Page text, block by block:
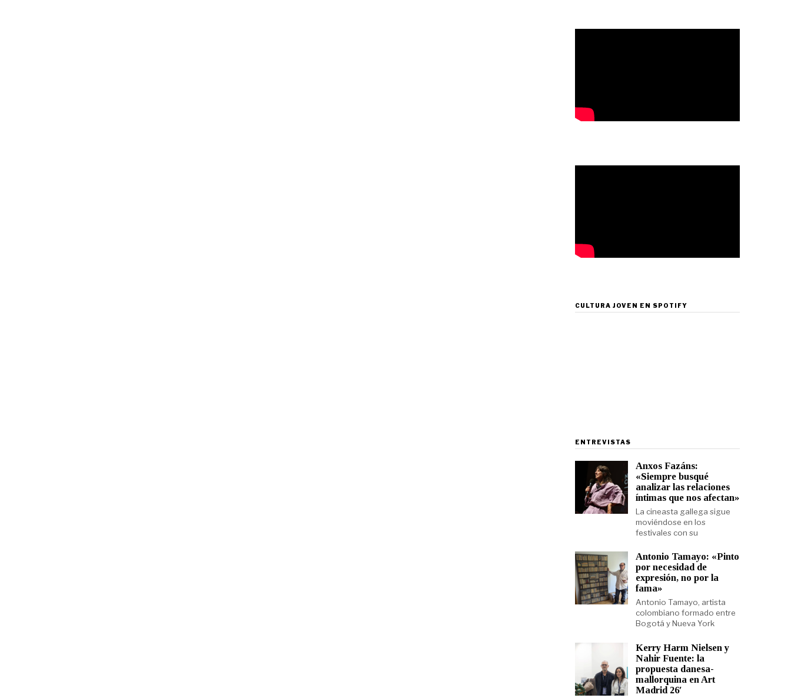
CULTURA JOVEN EN SPOTIFY
ENTREVISTAS
Anxos Fazáns:
«Siempre busqué
analizar las relaciones
íntimas que nos afectan»
La cineasta gallega sigue
moviéndose en los
festivales con su
Antonio Tamayo: «Pinto
por necesidad de
expresión, no por la
fama»
Antonio Tamayo, artista
colombiano formado entre
Bogotá y Nueva York
Kerry Harm Nielsen y
Nahir Fuente: la
propuesta danesa-
mallorquina en Art
Madrid 26′